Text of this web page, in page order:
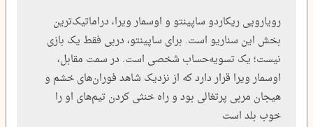
رویارویی ریکاردو ساپینتو و اوسمار ویرا، دراماتیک‌ترین
بخش این سناریو است. برای ساپینتو، دربی فقط یک بازی
نیست؛ یک تسویه‌حساب شخصی است. در سمت مقابل،
اوسمار ویرا قرار دارد که از نزدیک شاهد فوران‌های خشم و
هیجان مربی پرتغالی بود و راه خنثی کردن تیم‌های او را
خوب بلد است